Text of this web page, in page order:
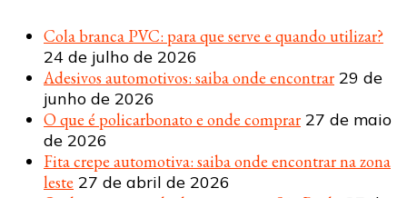
Cola branca PVC: para que serve e quando utilizar?
24 de julho de 2026
Adesivos automotivos: saiba onde encontrar 29 de
junho de 2026
O que é policarbonato e onde comprar 27 de maio
de 2026
Fita crepe automotiva: saiba onde encontrar na zona
leste 27 de abril de 2026